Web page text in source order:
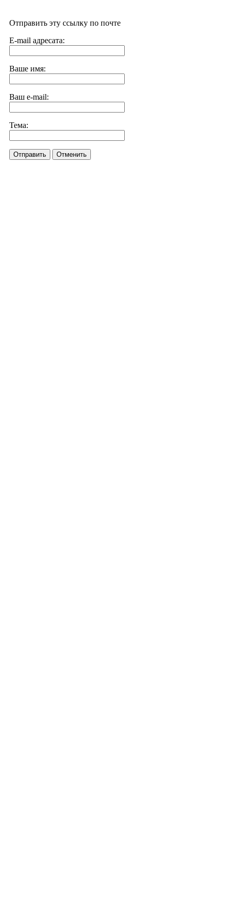
Отправить эту ссылку по почте
E-mail адресата:
Ваше имя:
Ваш e-mail:
Тема:
Отправить Отменить